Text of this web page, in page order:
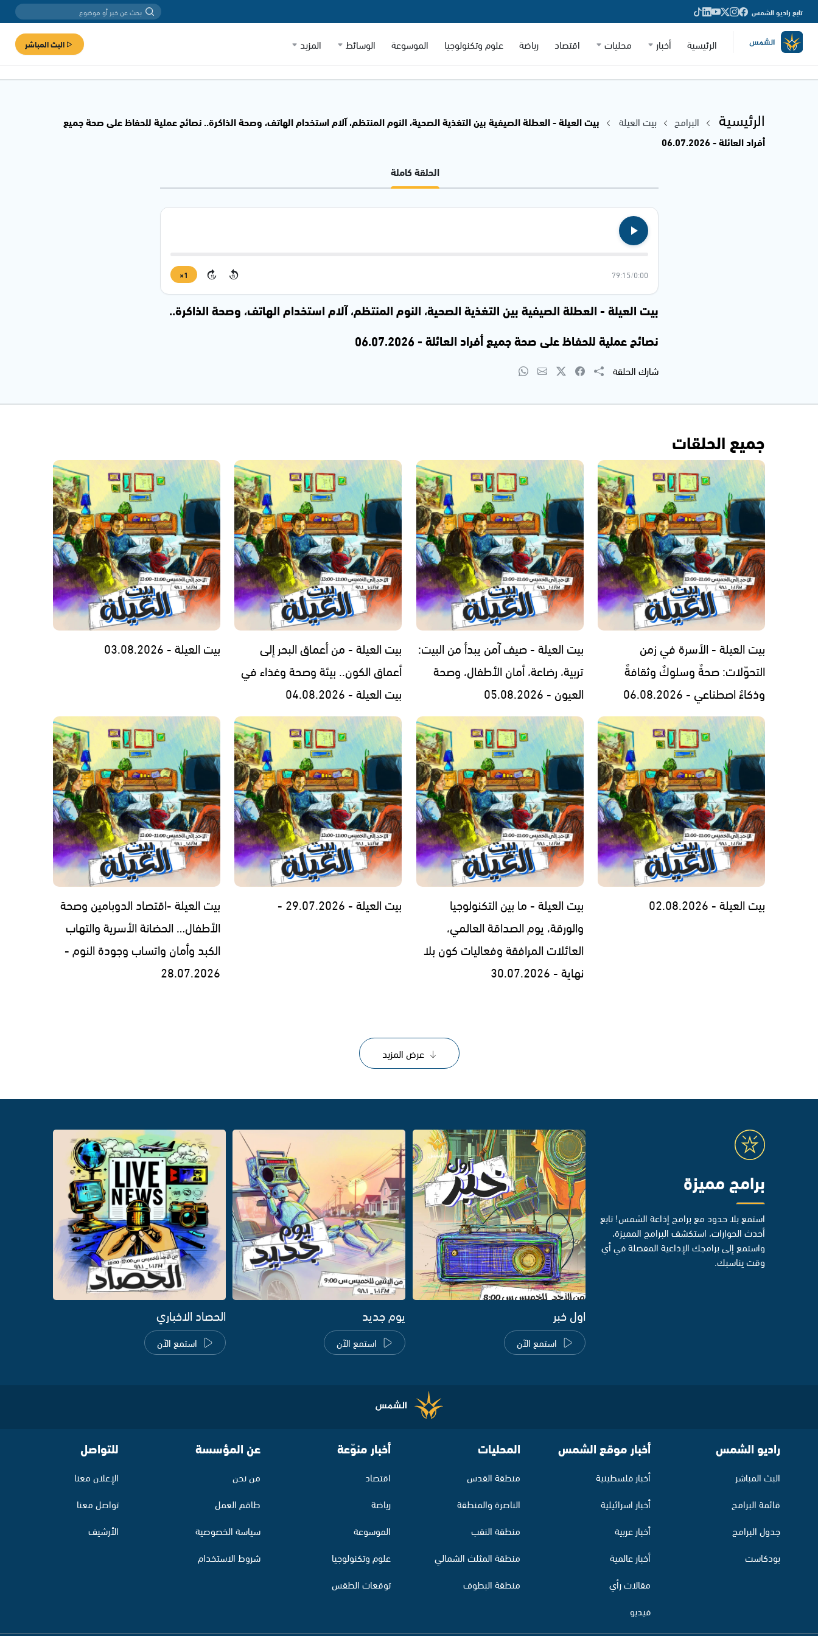
تابع راديو الشمس
الرئيسية أخبار محليات اقتصاد رياضة علوم وتكنولوجيا الموسوعة الوسائط المزيد البث المباشر
الرئيسية البرامج بيت العيلة
بيت العيلة - العطلة الصيفية بين التغذية الصحية، النوم المنتظم، آلام استخدام الهاتف، وصحة الذاكرة.. نصائح عملية للحفاظ على صحة جميع
أفراد العائلة - 06.07.2026
الحلقة كاملة
0:00
/
79:15
15
15
1×
بيت العيلة - العطلة الصيفية بين التغذية الصحية، النوم المنتظم، آلام استخدام الهاتف، وصحة الذاكرة..
نصائح عملية للحفاظ على صحة جميع أفراد العائلة - 06.07.2026
شارك الحلقة
جميع الحلقات
بيت العيلة - الأسرة في زمن
التحوّلات: صحةٌ وسلوكٌ وثقافةٌ
وذكاءٌ اصطناعي - 06.08.2026
بيت العيلة - صيف آمن يبدأ من البيت:
تربية، رضاعة، أمان الأطفال، وصحة
العيون - 05.08.2026
بيت العيلة - من أعماق البحر إلى
أعماق الكون.. بيئة وصحة وغذاء في
بيت العيلة - 04.08.2026
بيت العيلة - 03.08.2026
بيت العيلة - 02.08.2026
بيت العيلة - ما بين التكنولوجيا
والورقة، يوم الصداقة العالمي،
العائلات المرافقة وفعاليات كون بلا
نهاية - 30.07.2026
بيت العيلة - 29.07.2026 -
بيت العيلة -اقتصاد الدوبامين وصحة
الأطفال… الحضانة الأسرية والتهاب
الكبد وأمان واتساب وجودة النوم -
28.07.2026
عرض المزيد
برامج مميزة
استمع بلا حدود مع برامج إذاعة الشمس! تابع
أحدث الحوارات، استكشف البرامج المميزة،
واستمع إلى برامجك الإذاعية المفضلة في أي
وقت يناسبك.
اول خبر
استمع الآن
يوم جديد
استمع الآن
الحصاد الاخباري
استمع الآن
راديو الشمس
البث المباشر
قائمة البرامج
جدول البرامج
بودكاست
أخبار موقع الشمس
أخبار فلسطينية
أخبار اسرائيلية
أخبار عربية
أخبار عالمية
مقالات رأي
فيديو
المحليات
منطقة القدس
الناصرة والمنطقة
منطقة النقب
منطقة المثلث الشمالي
منطقة البطوف
أخبار منوّعة
اقتصاد
رياضة
الموسوعة
علوم وتكنولوجيا
توقعات الطقس
عن المؤسسة
من نحن
طاقم العمل
سياسة الخصوصية
شروط الاستخدام
للتواصل
الإعلان معنا
تواصل معنا
الأرشيف